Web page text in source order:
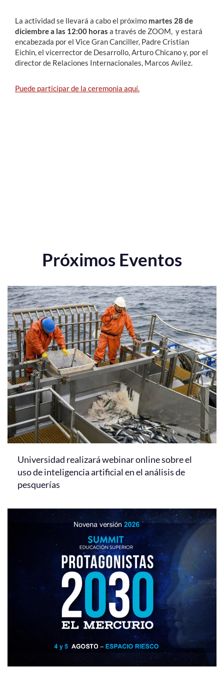
English
La actividad se llevará a cabo el próximo martes 28 de
diciembre a las 12:00 horas a través de ZOOM, y estará
encabezada por el Vice Gran Canciller, Padre Cristian
Eichin, el vicerrector de Desarrollo, Arturo Chicano y, por el
director de Relaciones Internacionales, Marcos Avilez.
Puede participar de la ceremonia aquí.
Próximos Eventos
Universidad realizará webinar online sobre el
uso de inteligencia artificial en el análisis de
pesquerías